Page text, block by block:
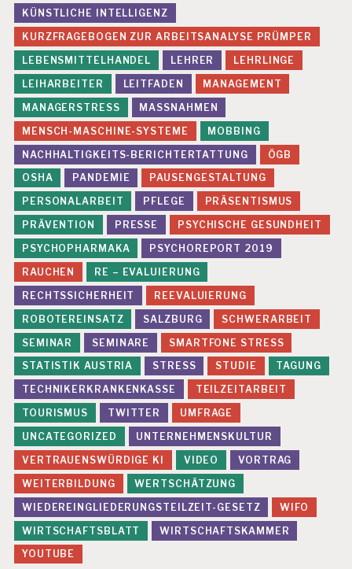
KÜNSTLICHE INTELLIGENZ
KURZFRAGEBOGEN ZUR ARBEITSANALYSE PRÜMPER
LEBENSMITTELHANDEL
LEHRER
LEHRLINGE
LEIHARBEITER
LEITFADEN
MANAGEMENT
MANAGERSTRESS
MASSNAHMEN
MENSCH-MASCHINE-SYSTEME
MOBBING
NACHHALTIGKEITS-BERICHTERTATTUNG
ÖGB
OSHA
PANDEMIE
PAUSENGESTALTUNG
PERSONALARBEIT
PFLEGE
PRÄSENTISMUS
PRÄVENTION
PRESSE
PSYCHISCHE GESUNDHEIT
PSYCHOPHARMAKA
PSYCHOREPORT 2019
RAUCHEN
RE – EVALUIERUNG
RECHTSSICHERHEIT
REEVALUIERUNG
ROBOTEREINSATZ
SALZBURG
SCHWERARBEIT
SEMINAR
SEMINARE
SMARTFONE STRESS
STATISTIK AUSTRIA
STRESS STUDIE
TAGUNG
TECHNIKERKRANKENKASSE
TEILZEITARBEIT
TOURISMUS
TWITTER
UMFRAGE
UNCATEGORIZED
UNTERNEHMENSKULTUR
VERTRAUENSWÜRDIGE KI
VIDEO
VORTRAG
WEITERBILDUNG
WERTSCHÄTZUNG
WIEDEREINGLIEDERUNGSTEILZEIT-GESETZ
WIFO
WIRTSCHAFTSBLATT
WIRTSCHAFTSKAMMER
YOUTUBE